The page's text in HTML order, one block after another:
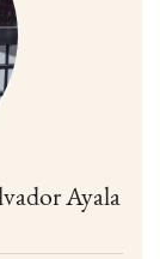
Ayala